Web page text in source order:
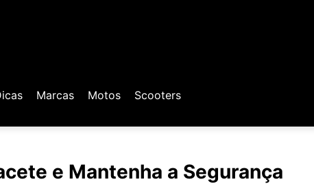
Marcas Motos Scooters
e Mantenha a Segurança